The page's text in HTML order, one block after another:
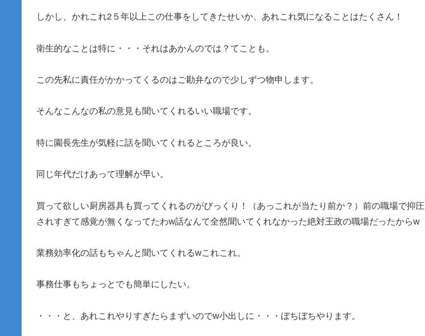
しかし、かれこれ2５年以上この仕事をしてきたせいか、あれこれ気になることはたくさん！
衛生的なことは特に・・・それはあかんのでは？てことも。
この先私に責任がかかってくるのはご勘弁なので少しずつ物申します。
そんなこんなの私の意見も聞いてくれるいい職場です。
特に園長先生が気軽に話を聞いてくれるところが良い。
同じ年代だけあって理解が早い。
買って欲しい厨房器具も買ってくれるのがびっくり！（あっこれが当たり前か？）前の職場で抑圧
されすぎて感覚が無くなってたわw話なんて全然聞いてくれなかった絶対王政の職場だったからw
業務効率化の話もちゃんと聞いてくれるwこれこれ。
事務仕事もちょっとでも簡単にしたい。
・・・と、あれこれやりすぎたらまずいのでw小出しに・・・ぼちぼちやります。